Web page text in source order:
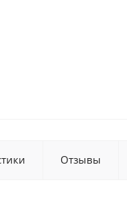
Отзывы